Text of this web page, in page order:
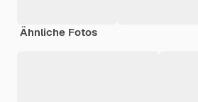
Ähnliche Fotos